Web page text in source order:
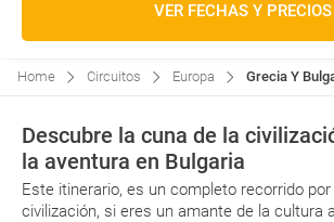
VER FECHAS Y PRECIOS
Home Circuitos Europa Grecia Y
Descubre la cuna de la
la aventura en Bulgaria
Este itinerario, es un completo recorrido
civilización, si eres un amante de la cultura